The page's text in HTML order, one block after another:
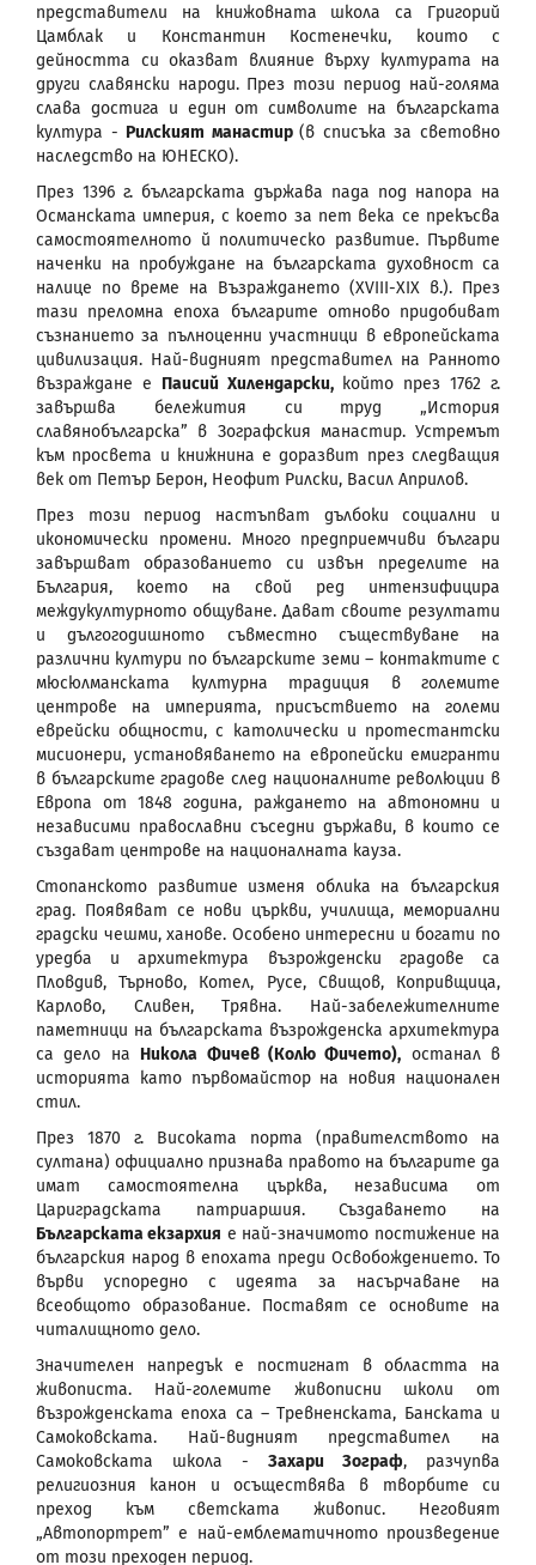
представители на книжовната школа са Григорий
Цамблак и Константин Костенечки, които с
дейността си оказват влияние върху културата на
други славянски народи. През този период най-голяма
слава достига и един от символите на българската
култура - Рилският манастир(в списъка за световно
наследство на ЮНЕСКО).
През 1396 г. българската държава пада под напора на
Османската империя, с което за пет века се прекъсва
самостоятелното й политическо развитие. Първите
наченки на пробуждане на българската духовност са
налице по време на Възраждането (XVIII-XIX в.). През
тази преломна епоха българите отново придобиват
съзнанието за пълноценни участници в европейската
цивилизация. Най-видният представител на Ранното
възраждане е Паисий Хилендарски,който през 1762 г.
завършва бележития си труд „История
славянобългарска” в Зографския манастир. Устремът
към просвета и книжнина е доразвит през следващия
век от Петър Берон, Неофит Рилски, Васил Априлов.
През този период настъпват дълбоки социални и
икономически прoмени. Много предприемчиви българи
завършват образованието си извън пределите на
България, което на свой ред интензифицира
междукултурното общуване. Дават своите резултати
и дългогодишното съвместно съществуване на
различни култури по българските земи – контактите с
мюсюлманската културна традиция в големите
центрове на империята, присъствието на големи
еврейски общности, с католически и протестантски
мисионери, установяването на европейски емигранти
в българските градове след националните революции в
Европа от 1848 година, раждането на автономни и
независими православни съседни държави, в които се
създават центрове на националната кауза.
Стопанското развитие изменя облика на българския
град. Появяват се нови църкви, училища, мемориални
градски чешми, ханове. Особено интересни и богати по
уредба и архитектура възрожденски градове са
Пловдив, Търново, Котел, Русе, Свищов, Копривщица,
Карлово, Сливен, Трявна. Най-забележителните
паметници на българската възрожденска архитектура
са дело на Никола Фичев (Колю Фичето), останал в
историята като първомайстор на новия национален
стил.
През 1870 г. Високата порта (правителството на
султана) официално признава правото на българите да
имат самостоятелна църква, независима от
Цариградската патриаршия. Създаването на
Българската екзархия е най-значимото постижение на
българския народ в епохата преди Освобождението. То
върви успоредно с идеята за насърчаване на
всеобщото образование. Поставят се основите на
читалищното дело.
Значителен напредък е постигнат в областта на
живописта. Най-големите живописни школи от
възрожденската епоха са – Тревненската, Банската и
Самоковската. Най-видният представител на
Самоковската школа - Захари Зограф, разчупва
религиозния канон и осъществява в творбите си
преход към светската живопис. Неговият
„Автопортрет” е най-емблематичното произведение
от този преходен период.